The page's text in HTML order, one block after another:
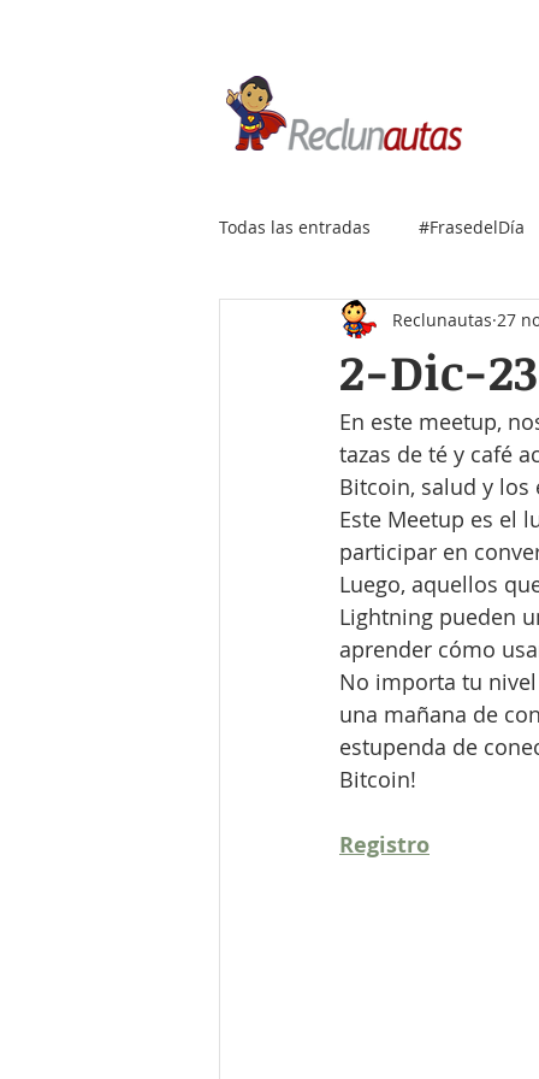
Todas las entradas #FrasedelDía
2-Dic-
Reclunautas 27
En este meetup,
tazas de té y café
Bitcoin, salud y los
Este Meetup es el
participar en
Luego, aquellos
Lightning pueden
aprender cómo
No importa tu
una mañana de
estupenda de
Bitcoin!
Registro